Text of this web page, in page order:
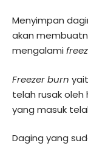
Menyimpan
akan
mengalami
Freezer burn
telah rusak oleh
yang masuk
Daging yang